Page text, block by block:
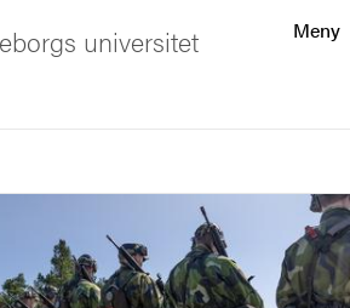
Meny
universitet